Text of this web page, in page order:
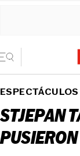
ESPECTÁCULOS
STJEPAN